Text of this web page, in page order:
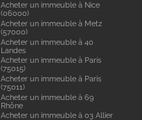
Acheter un immeuble à Nice
(06000)
Acheter un immeuble à Metz
(57000)
Acheter un immeuble à 40
Landes
Acheter un immeuble à Paris
(75015)
Acheter un immeuble à Paris
(75011)
Acheter un immeuble à 69
Rhône
Acheter un immeuble à 03 Allier